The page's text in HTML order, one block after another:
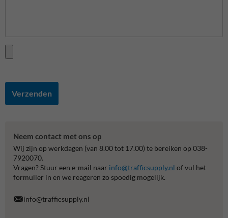
Verzenden
Neem contact met ons op
Wij zijn op werkdagen (van 8.00 tot 17.00) te bereiken op 038-
7920070.
Vragen? Stuur een e-mail naar info@trafficsupply.nl of vul het
formulier in en we reageren zo spoedig mogelijk.
info@trafficsupply.nl